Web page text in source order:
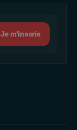
Je m'inscris